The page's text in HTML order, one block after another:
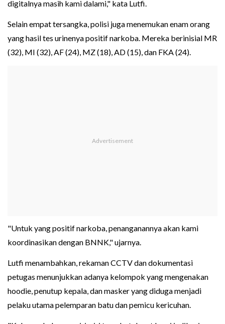
digitalnya masih kami dalami," kata Lutfi.
Selain empat tersangka, polisi juga menemukan enam orang
yang hasil tes urinenya positif narkoba. Mereka berinisial MR
(32), MI (32), AF (24), MZ (18), AD (15), dan FKA (24).
"Untuk yang positif narkoba, penanganannya akan kami
koordinasikan dengan BNNK," ujarnya.
Lutfi menambahkan, rekaman CCTV dan dokumentasi
petugas menunjukkan adanya kelompok yang mengenakan
hoodie, penutup kepala, dan masker yang diduga menjadi
pelaku utama pelemparan batu dan pemicu kericuhan.